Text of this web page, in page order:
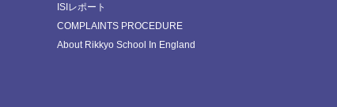
ISIレポート
COMPLAINTS PROCEDURE
About Rikkyo School In England